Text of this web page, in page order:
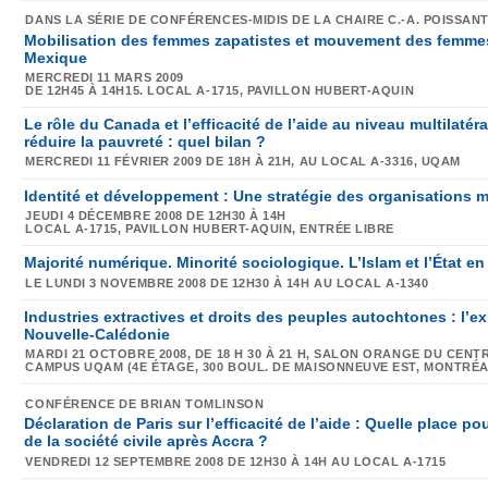
DANS LA SÉRIE DE CONFÉRENCES-MIDIS DE LA CHAIRE C.-A. POISSANT
Mobilisation des femmes zapatistes et mouvement des
Mexique
MERCREDI 11 MARS 2009
DE 12H45 À 14H15.LOCAL A-1715, PAVILLON HUBERT-AQUIN
Le rôle du Canada et l’efficacité de l’aide au niveau
réduire la pauvreté : quel bilan ?
MERCREDI 11 FÉVRIER 2009 DE 18H À 21H, AU LOCAL A-3316, UQAM
Identité et développement : Une stratégie des organisations
JEUDI 4 DÉCEMBRE 2008 DE 12H30 À 14H
LOCAL A-1715, PAVILLON HUBERT-AQUIN, ENTRÉE LIBRE
Majorité numérique. Minorité sociologique. L’Islam et l’État en
LELUNDI 3 NOVEMBRE 2008 DE 12H30 À 14H AU LOCAL A-1340
Industries extractives et droits des peuples autochtones :
Nouvelle-Calédonie
MARDI 21 OCTOBRE 2008, DE 18 H 30 À 21 H,SALON ORANGE DU
CAMPUS UQAM (4E ÉTAGE, 300 BOUL. DE MAISONNEUVE EST,
CONFÉRENCE DEBRIAN TOMLINSON
Déclaration de Paris sur l’efficacité de l’aide : Quelle place
de la société civile après Accra ?
VENDREDI 12 SEPTEMBRE 2008 DE 12H30 À 14HAU LOCAL A-1715